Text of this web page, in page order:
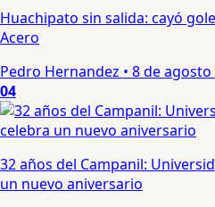
Huachipato sin salida: cayó
Acero
Pedro Hernandez • 8 de agosto
04
32 años del Campanil:
un nuevo aniversario